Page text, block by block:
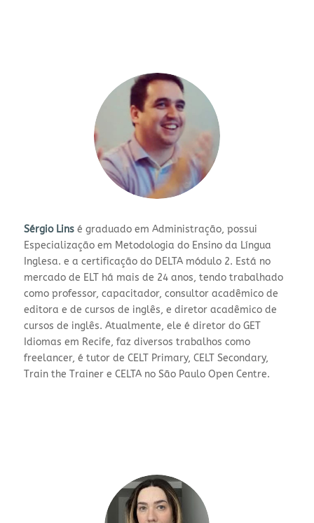
Sérgio Lins é graduado em Administração, possui
Especialização em Metodologia do Ensino da Língua
Inglesa. e a certificação do DELTA módulo 2. Está no
mercado de ELT há mais de 24 anos, tendo trabalhado
como professor, capacitador, consultor acadêmico de
editora e de cursos de inglês, e diretor acadêmico de
cursos de inglês. Atualmente, ele é diretor do GET
Idiomas em Recife, faz diversos trabalhos como
freelancer, é tutor de CELT Primary, CELT Secondary,
Train the Trainer e CELTA no São Paulo Open Centre.